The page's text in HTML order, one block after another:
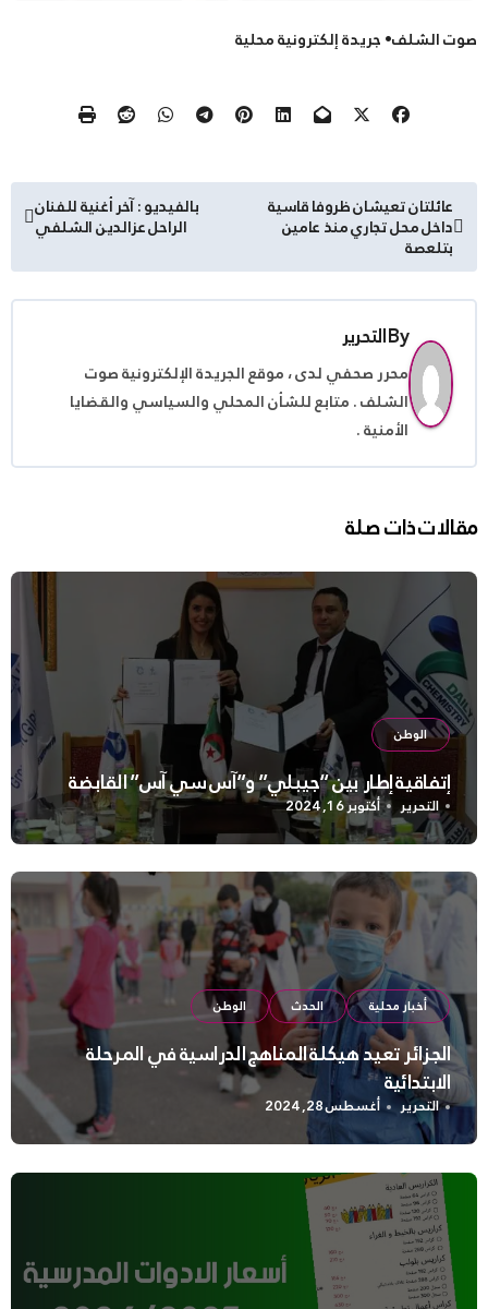
صوت الشلف• جريدة إلكترونية محلية
تصفّح
المقالات
عائلتان تعيشان ظروفا قاسية
داخل محل تجاري منذ عامين
بتلعصة
بالفيديو : آخر أغنية للفنان
الراحل عزالدين الشلفي
Byالتحرير
محرر صحفي لدى ، موقع الجريدة الإلكترونية صوت
الشلف . متابع للشأن المحلي والسياسي والقضايا
الأمنية .
مقالات ذات صلة
الوطن
إتفاقية إطار بين “جيبلي” و”آس سي آس” القابضة
التحرير أكتوبر 16, 2024
أخبار محلية الحدث الوطن
الجزائر تعيد هيكلة المناهج الدراسية في المرحلة
الابتدائية
التحرير أغسطس 28, 2024